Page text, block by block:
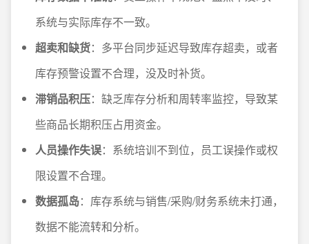
系统与实际库存不一致。
超卖和缺货：多平台同步延迟导致库存超卖，或者
库存预警设置不合理，没及时补货。
滞销品积压：缺乏库存分析和周转率监控，导致某
些商品长期积压占用资金。
人员操作失误：系统培训不到位，员工误操作或权
限设置不合理。
数据孤岛：库存系统与销售/采购/财务系统未打通，
数据不能流转和分析。